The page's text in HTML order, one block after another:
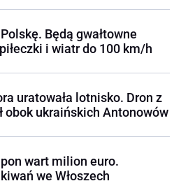
Będą gwałtowne
i wiatr do 100 km/h
uratowała lotnisko. Dron z
obok ukraińskich Antonowów
wart milion euro.
we Włoszech